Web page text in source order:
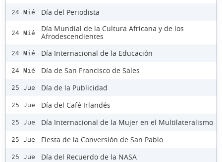
24 Mié Día del Periodista
24 Mié
Día Mundial de la Cultura Africana y de los
Afrodescendientes
24 Mié Día Internacional de la Educación
24 Mié Día de San Francisco de Sales
25 Jue Día de la Publicidad
25 Jue Día del Café Irlandés
25 Jue Día Internacional de la Mujer en el Multilateralismo
25 Jue Fiesta de la Conversión de San Pablo
25 Jue Día del Recuerdo de la NASA